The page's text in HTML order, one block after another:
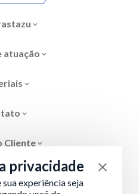
atuação
Cliente
privacidade
experiência seja